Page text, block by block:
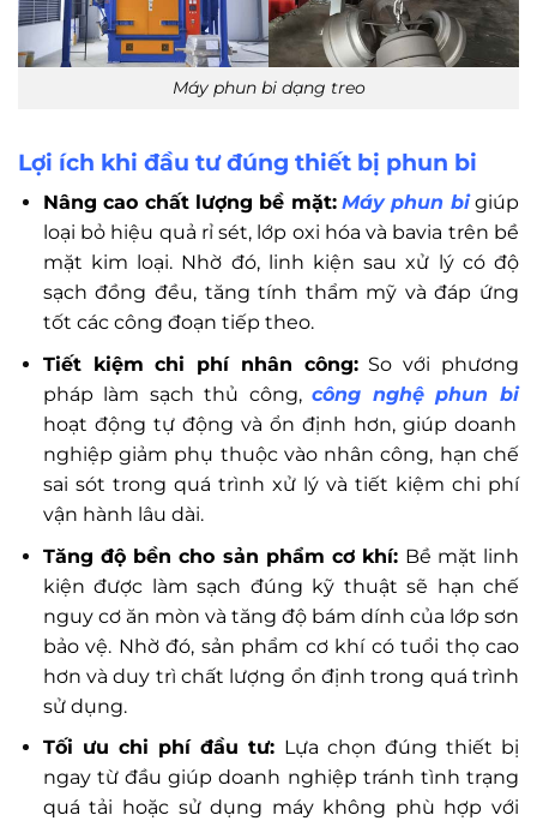
Máy phun bi dạng treo
Lợi ích khi đầu tư đúng thiết bị phun bi
Nâng cao chất lượng bề mặt: Máy phun bigiúp
loại bỏ hiệu quả rỉ sét, lớp oxi hóa và bavia trên bề
mặt kim loại. Nhờ đó, linh kiện sau xử lý có độ
sạch đồng đều, tăng tính thẩm mỹ và đáp ứng
tốt các công đoạn tiếp theo.
Tiết kiệm chi phí nhân công:So với phương
pháp làm sạch thủ công,công nghệ phun bi
hoạt động tự động và ổn định hơn, giúp doanh
nghiệp giảm phụ thuộc vào nhân công, hạn chế
sai sót trong quá trình xử lý và tiết kiệm chi phí
vận hành lâu dài.
Tăng độ bền cho sản phẩm cơ khí: Bề mặt linh
kiện được làm sạch đúng kỹ thuật sẽ hạn chế
nguy cơ ăn mòn và tăng độ bám dính của lớp sơn
bảo vệ. Nhờ đó, sản phẩm cơ khí có tuổi thọ cao
hơn và duy trì chất lượng ổn định trong quá trình
sử dụng.
Tối ưu chi phí đầu tư: Lựa chọn đúng thiết bị
ngay từ đầu giúp doanh nghiệp tránh tình trạng
quá tải hoặc sử dụng máy không phù hợp với